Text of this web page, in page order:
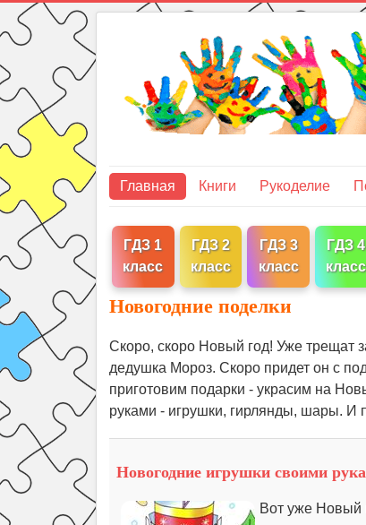
Главная Книги Рукоделие
ГДЗ 1
класс
ГДЗ 2
класс
ГДЗ 3
класс
ГДЗ 4
класс
Новогодние поделки
Скоро, скоро Новый год! Уже трещат
дедушка Мороз. Скоро придет он с
приготовим подарки - украсим на
руками - игрушки, гирлянды, шары. И
Новогодние игрушки своими
Вот уже Новый